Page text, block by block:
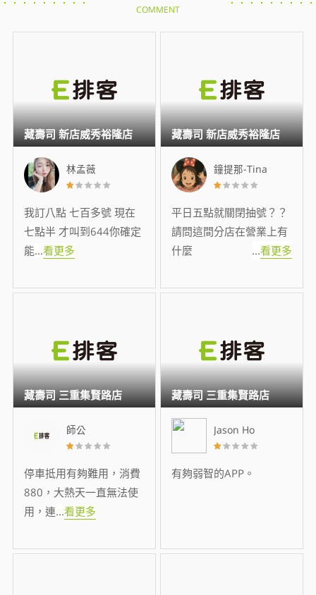
COMMENT
林孟薇
我訂八點 七百多號 現在
七點半 才叫到644你確定
能...看更多
藏壽司 新店威秀裕隆店
鐘提那-Tina
平日五點就關閉抽號？？
請問這間分店在營業上有
什麼
...看更多
藏壽司 新店威秀裕隆店
師公
停車抵用有夠難用，消費
880，大熱天一直無法使
用，連...看更多
藏壽司 三重集賢路店
Jason Ho
有夠弱智的APP。
藏壽司 三重集賢路店